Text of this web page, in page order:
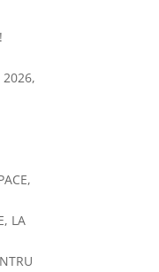
2026,
LA